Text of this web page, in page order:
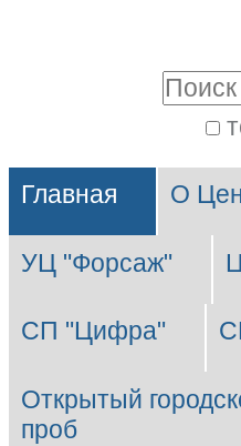
содержимому.
Перейти
навигации
поиск
Разделы
Главная О
УЦ "Форсаж"
СП "Цифра"
Открытый
проб